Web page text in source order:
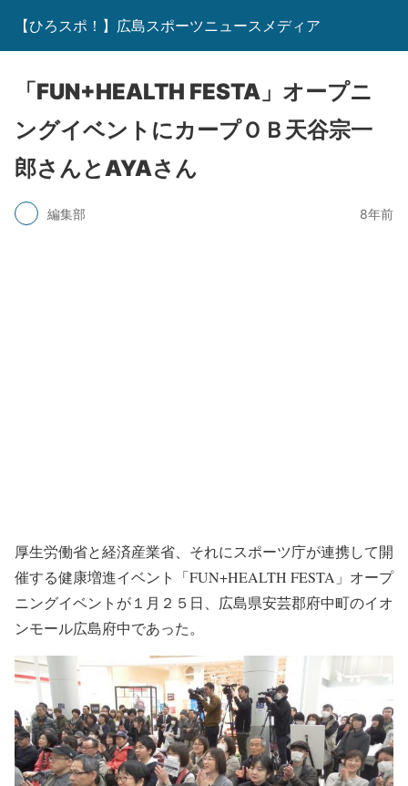
【ひろスポ！】広島スポーツニュースメディア
「FUN+HEALTH FESTA」オープニ
ングイベントにカープＯＢ天谷宗一
郎さんとAYAさん
編集部 8年前
厚生労働省と経済産業省、それにスポーツ庁が連携して開
催する健康増進イベント「FUN+HEALTH FESTA」オープ
ニングイベントが１月２５日、広島県安芸郡府中町のイオ
ンモール広島府中であった。